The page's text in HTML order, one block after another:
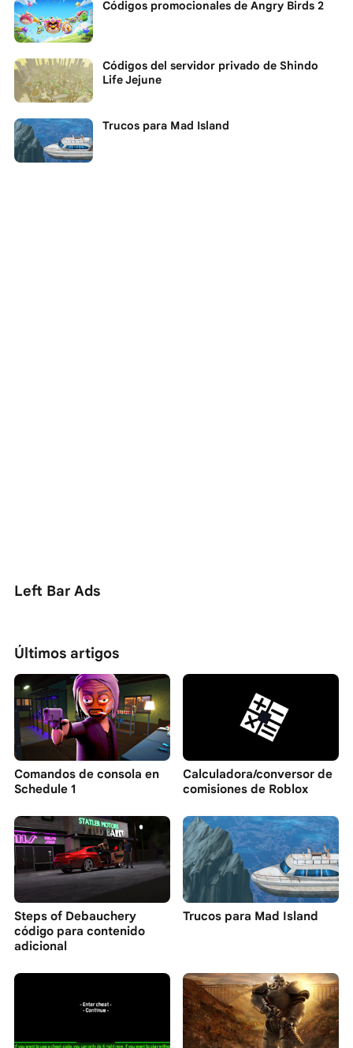
Códigos promocionales de Angry Birds 2
Códigos del servidor privado de Shindo
Life Jejune
Trucos para Mad Island
Left Bar Ads
Últimos artigos
Comandos de consola en
Schedule 1
Calculadora/conversor de
comisiones de Roblox
Steps of Debauchery
código para contenido
adicional
Trucos para Mad Island